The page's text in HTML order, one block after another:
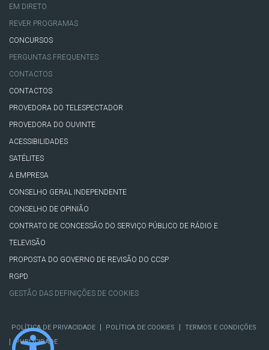
EM DIRETO
REVER PROGRAMAS
CONCURSOS
PERGUNTAS FREQUENTES
CONTACTOS
CONTACTOS
PROVEDORA DO TELESPECTADOR
PROVEDORA DO OUVINTE
ACESSIBILIDADES
SATÉLITES
A EMPRESA
CONSELHO GERAL INDEPENDENTE
CONSELHO DE OPINIÃO
CONTRATO DE CONCESSÃO DO SERVIÇO PÚBLICO DE RÁDIO E
TELEVISÃO
PROPOSTA DO GOVERNO DE REVISÃO DO CCSP
RGPD
GESTÃO DAS DEFINIÇÕES DE COOKIES
POLÍTICA DE PRIVACIDADE POLÍTICA DE COOKIES TERMOS E CONDIÇÕES
PUBLICIDADE